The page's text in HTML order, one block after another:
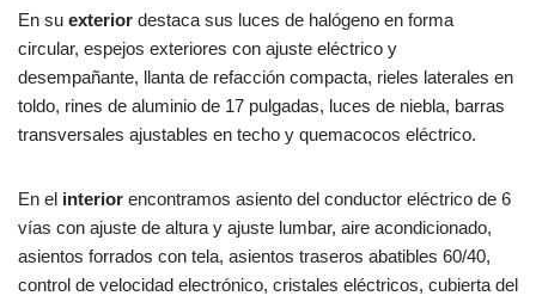
En su exterior destaca sus luces de halógeno en forma
circular, espejos exteriores con ajuste eléctrico y
desempañante, llanta de refacción compacta, rieles laterales en
toldo, rines de aluminio de 17 pulgadas, luces de niebla, barras
transversales ajustables en techo y quemacocos eléctrico.
En el interior encontramos asiento del conductor eléctrico de 6
vías con ajuste de altura y ajuste lumbar, aire acondicionado,
asientos forrados con tela, asientos traseros abatibles 60/40,
control de velocidad electrónico, cristales eléctricos, cubierta del